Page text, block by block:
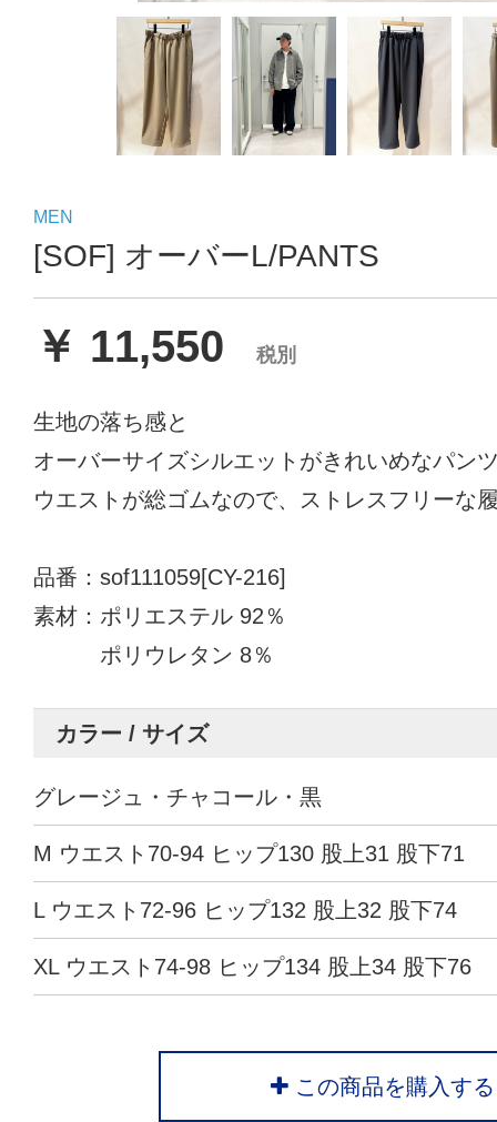
MEN
[SOF] オーバーL/PANTS
￥ 11,550 税別
生地の落ち感と
オーバーサイズシルエットがきれいめなパン
ウエストが総ゴムなので、ストレスフリーな
品番：sof111059[CY-216]
素材：ポリエステル 92％
ポリウレタン 8％
カラー / サイズ
グレージュ・チャコール・黒
M ウエスト70-94 ヒップ130 股上31 股下71
L ウエスト72-96 ヒップ132 股上32 股下74
XL ウエスト74-98 ヒップ134 股上34 股下76
この商品を購入する